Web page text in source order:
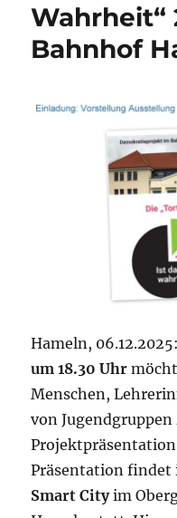
Wahrheit“
Bahnhof
Hameln,
um 18.30 Uhr
Menschen,
von
Projektpräsentation
Präsentation
Smart Cityim